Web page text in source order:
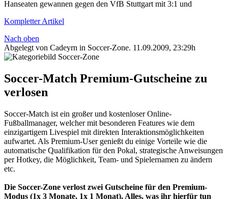
Hanseaten gewannen gegen den VfB Stuttgart mit 3:1 und
Kompletter Artikel
Nach oben
Abgelegt von Cadeyrn in Soccer-Zone. 11.09.2009, 23:29h
Soccer-Match Premium-Gutscheine zu
verlosen
Soccer-Match ist ein großer und kostenloser Online-
Fußballmanager, welcher mit besonderen Features wie dem
einzigartigem Livespiel mit direkten Interaktionsmöglichkeiten
aufwartet. Als Premium-User genießt du einige Vorteile wie die
automatische Qualifikation für den Pokal, strategische Anweisungen
per Hotkey, die Möglichkeit, Team- und Spielernamen zu ändern
etc.
Die Soccer-Zone verlost zwei Gutscheine für den Premium-
Modus (1x 3 Monate, 1x 1 Monat). Alles, was ihr hierfür tun